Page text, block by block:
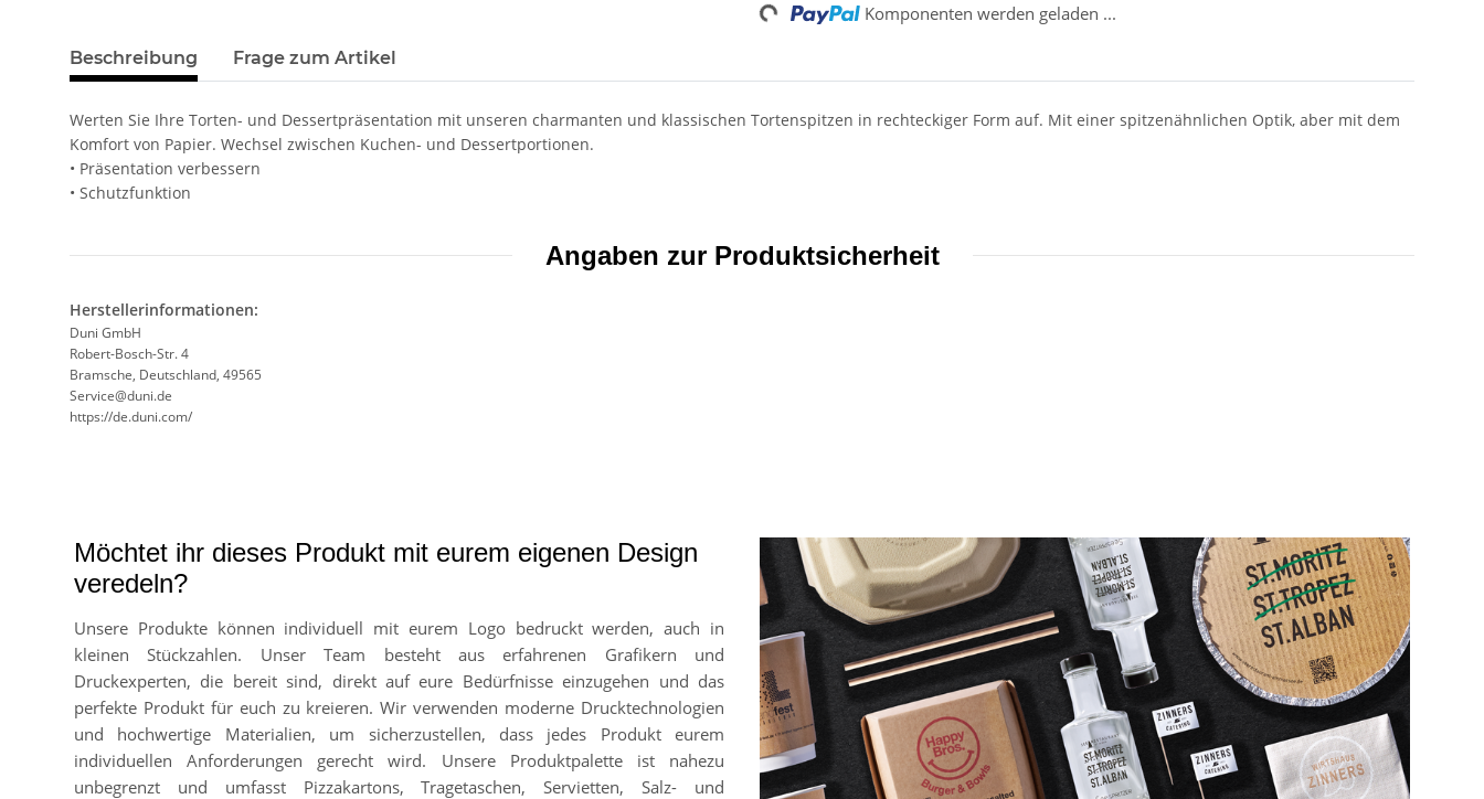
Loading... Komponenten werden geladen ...
Beschreibung Frage zum Artikel
Werten Sie Ihre Torten- und Dessertpräsentation mit unseren charmanten und klassischen Tortenspitzen in rechteckiger Form auf. Mit einer spitzenähnlichen Optik, aber mit dem
Komfort von Papier. Wechsel zwischen Kuchen- und Dessertportionen.
• Präsentation verbessern
• Schutzfunktion
Angaben zur Produktsicherheit
Herstellerinformationen:
Duni GmbH
Robert-Bosch-Str. 4
Bramsche, Deutschland, 49565
Service@duni.de
https://de.duni.com/
Möchtet ihr dieses Produkt mit eurem eigenen Design
veredeln?
Unsere Produkte können individuell mit eurem Logo bedruckt werden, auch in
kleinen Stückzahlen. Unser Team besteht aus erfahrenen Grafikern und
Druckexperten, die bereit sind, direkt auf eure Bedürfnisse einzugehen und das
perfekte Produkt für euch zu kreieren. Wir verwenden moderne Drucktechnologien
und hochwertige Materialien, um sicherzustellen, dass jedes Produkt eurem
individuellen Anforderungen gerecht wird. Unsere Produktpalette ist nahezu
unbegrenzt und umfasst Pizzakartons, Tragetaschen, Servietten, Salz- und